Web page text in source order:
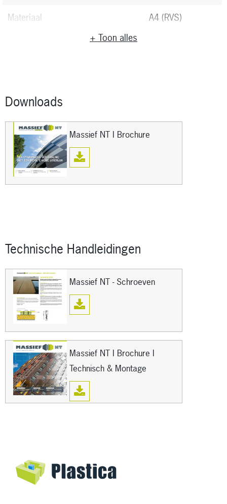
Materiaal
A4 (RVS)
+ Toon alles
Downloads
Massief NT I Brochure
Technische Handleidingen
Massief NT - Schroeven
Massief NT I Brochure I
Technisch & Montage